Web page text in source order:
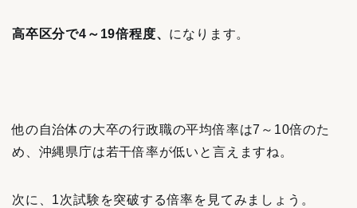
高卒区分で4～19倍程度、 になります。
他の自治体の大卒の行政職の平均倍率は7～10倍のた
め、沖縄県庁は若干倍率が低いと言えますね。
次に、1次試験を突破する倍率を見てみましょう。